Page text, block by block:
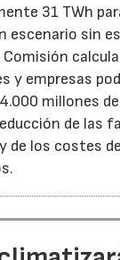
31 TWh
escenario sin
y empresas
millones
de las
de los costes